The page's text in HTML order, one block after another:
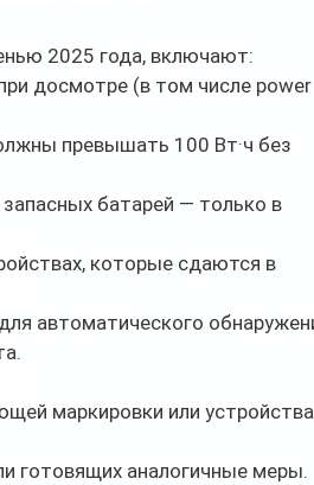
2025 года, включают:
досмотре (в том числе power
превышать 100 Вт·ч без
батарей — только в
которые сдаются в
автоматического
маркировки или
готовящих аналогичные меры.